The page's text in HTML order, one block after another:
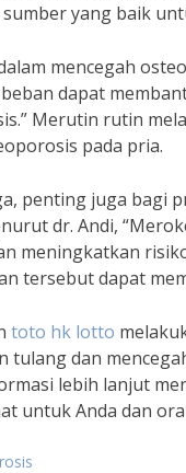
yang baik
mencegah
dapat
Merutin rutin
pada pria.
penting juga bagi
dr. Andi,
meningkatkan
tersebut dapat
toto hk lotto
dan
lebih lanjut
untuk Anda dan